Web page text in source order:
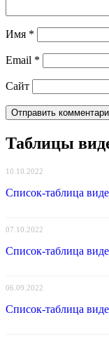
Имя *
Email *
Сайт
Таблицы
10.10.2022
Список-таблица
07.10.2022
Список-таблица
06.09.2022
Список-таблица